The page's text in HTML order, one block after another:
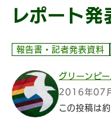
レポート発
報告書・記者発表資料
グリーンピ
2016年07
この投稿は